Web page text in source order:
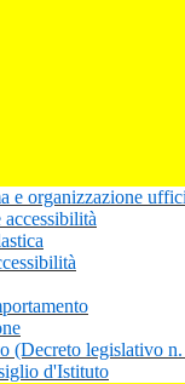
e organizzazione uffici
(Decreto legislativo
d'Istituto